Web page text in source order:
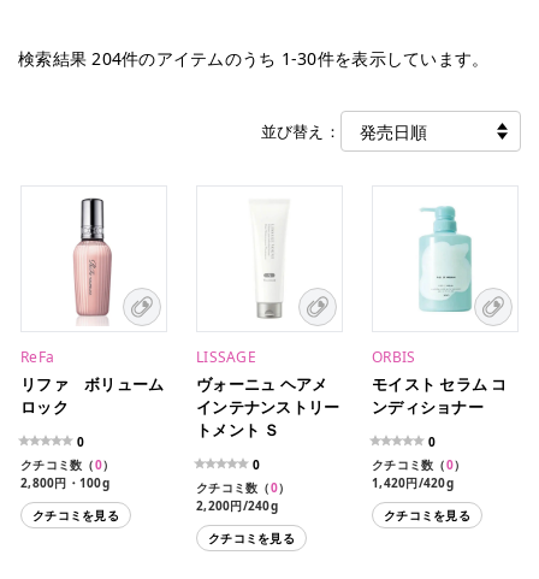
検索結果204件のアイテムのうち 1-30件を表示しています。
並び替え：
ReFa
リファ ボリューム
ロック
0
クチコミ数（0）
2,800円・100g
クチコミを見る
LISSAGE
ヴォーニュ ヘアメ
インテナンストリー
トメント Ｓ
0
クチコミ数（0）
2,200円/240g
クチコミを見る
ORBIS
モイスト セラム コ
ンディショナー
0
クチコミ数（0）
1,420円/420g
1,210円/420g（レフィ
ル）クチコミを見る